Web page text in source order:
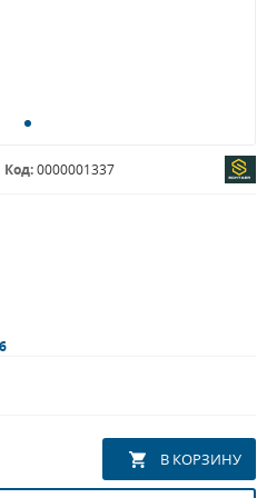
Код:0000001337